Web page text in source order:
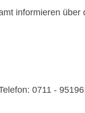
informieren über
0711 -